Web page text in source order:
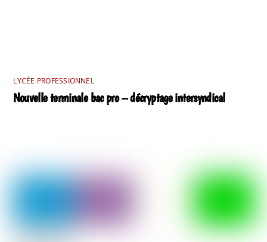
LYCÉE PROFESSIONNEL
Nouvelle terminale bac pro – décryptage intersyndical